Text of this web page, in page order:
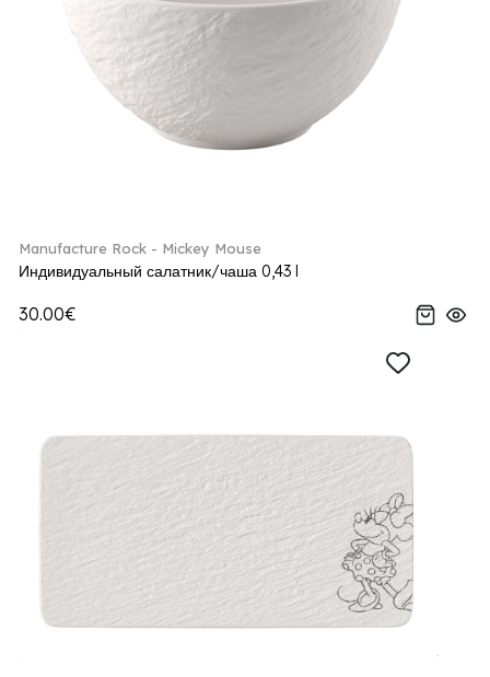
Manufacture Rock - Mickey Mouse
Индивидуальный салатник/чаша 0,43 l
30.00€